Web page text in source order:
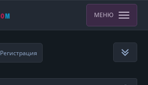
МЕНЮ
Регистрация